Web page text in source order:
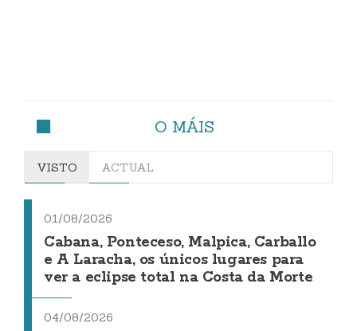
O MÁIS
VISTO ACTUAL
01/08/2026
Cabana, Ponteceso, Malpica, Carballo
e A Laracha, os únicos lugares para
ver a eclipse total na Costa da Morte
04/08/2026